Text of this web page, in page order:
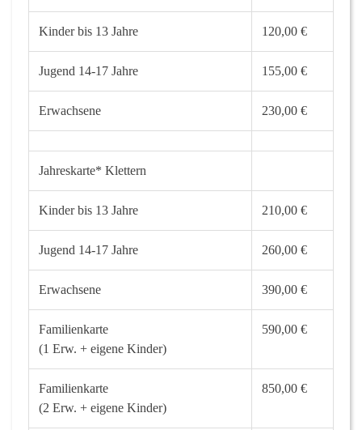
Kinder bis 13 Jahre 120,00 €
Jugend 14-17 Jahre 155,00 €
Erwachsene 230,00 €
Jahreskarte* Klettern
Kinder bis 13 Jahre 210,00 €
Jugend 14-17 Jahre 260,00 €
Erwachsene 390,00 €
Familienkarte
(1 Erw. + eigene Kinder)
590,00 €
Familienkarte
(2 Erw. + eigene Kinder)
850,00 €